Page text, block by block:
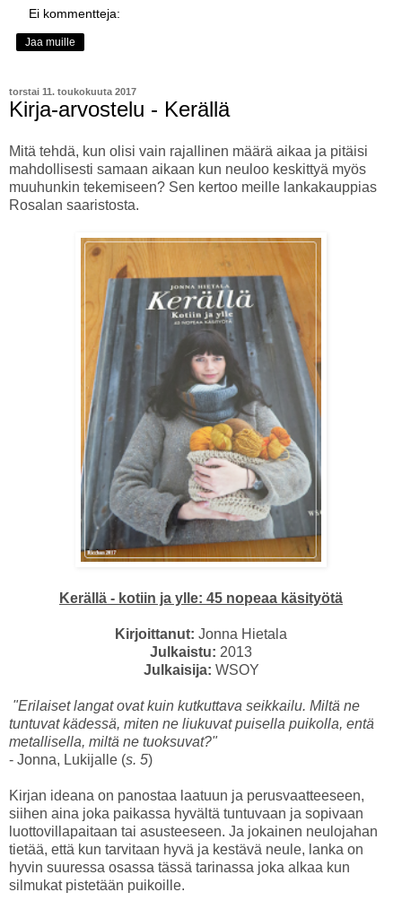
Ei kommentteja:
Jaa muille
torstai 11. toukokuuta 2017
Kirja-arvostelu - Kerällä
Mitä tehdä, kun olisi vain rajallinen määrä aikaa ja pitäisi
mahdollisesti samaan aikaan kun neuloo keskittyä myös
muuhunkin tekemiseen? Sen kertoo meille lankakauppias
Rosalan saaristosta.
Kerällä - kotiin ja ylle: 45 nopeaa käsityötä
Kirjoittanut: Jonna Hietala
Julkaistu: 2013
Julkaisija: WSOY
"Erilaiset langat ovat kuin kutkuttava seikkailu. Miltä ne
tuntuvat kädessä, miten ne liukuvat puisella puikolla, entä
metallisella, miltä ne tuoksuvat?"
- Jonna, Lukijalle (s. 5)
Kirjan ideana on panostaa laatuun ja perusvaatteeseen,
siihen aina joka paikassa hyvältä tuntuvaan ja sopivaan
luottovillapaitaan tai asusteeseen. Ja jokainen neulojahan
tietää, että kun tarvitaan hyvä ja kestävä neule, lanka on
hyvin suuressa osassa tässä tarinassa joka alkaa kun
silmukat pistetään puikoille.